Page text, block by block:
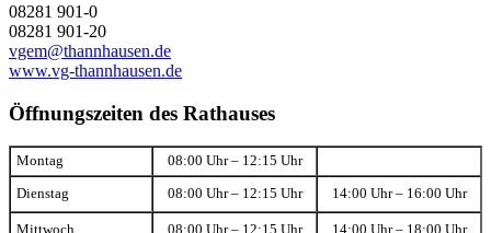
08281 901-0
08281 901-20
vgem@thannhausen.de
www.vg-thannhausen.de
Öffnungszeiten des Rathauses
Montag 08:00 Uhr – 12:15 Uhr
Dienstag 08:00 Uhr – 12:15 Uhr 14:00 Uhr – 16:00 Uhr